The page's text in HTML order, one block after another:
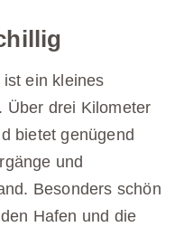
ein kleines
Über drei Kilometer
bietet genügend
und
Besonders schön
Hafen und die